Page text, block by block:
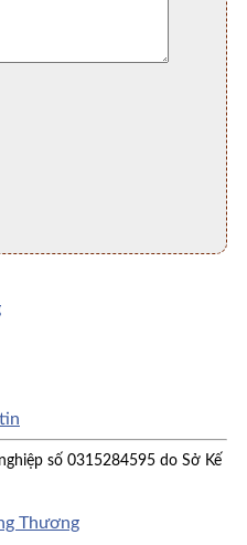
số 0315284595 do Sở Kế